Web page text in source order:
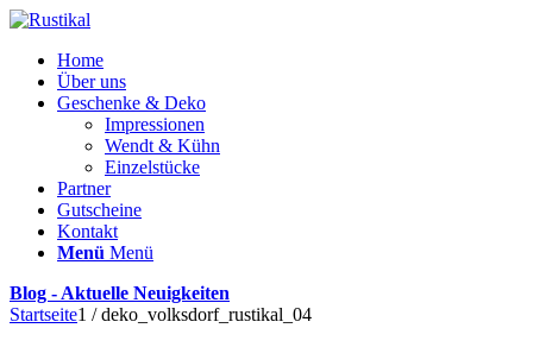
Home
Über uns
Geschenke & Deko
Impressionen
Wendt & Kühn
Einzelstücke
Partner
Gutscheine
Kontakt
Menü Menü
Blog - Aktuelle Neuigkeiten
Startseite1 / deko_volksdorf_rustikal_04